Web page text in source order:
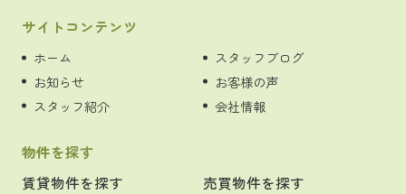
サイトコンテンツ
ホーム
お知らせ
スタッフ紹介
スタッフブログ
お客様の声
会社情報
物件を探す
賃貸物件を探す
売買物件を探す